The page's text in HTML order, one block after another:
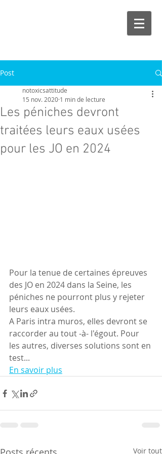
Post
Les péniches devront
traitées leurs eaux usées
pour les JO en 2024
notoxicsattitude
15 nov. 2020 1 min de lecture
Pour la tenue de certaines épreuves
des JO en 2024 dans la Seine, les
péniches ne pourront plus y rejeter
leurs eaux usées.
A Paris intra muros, elles devront se
raccorder au tout -à- l'égout. Pour
les autres, diverses solutions sont en
test...
En savoir plus
Voir tout